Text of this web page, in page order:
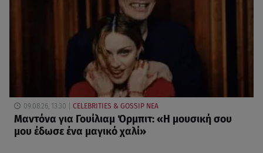
09.08.26, 13:30 CELEBRITIES & GOSSIP ΝΕΑ
Μαντόνα για Γουίλιαμ Όρμπιτ: «Η μουσική σου
μου έδωσε ένα μαγικό χαλί»